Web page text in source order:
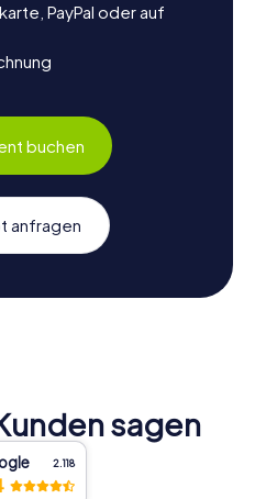
PayPal oder auf
buchen
anfragen
sagen
2.118